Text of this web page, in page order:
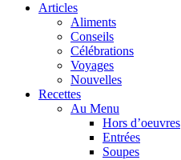
Articles
Aliments
Conseils
Célébrations
Voyages
Nouvelles
Recettes
Au Menu
Hors d’oeuvres
Entrées
Soupes